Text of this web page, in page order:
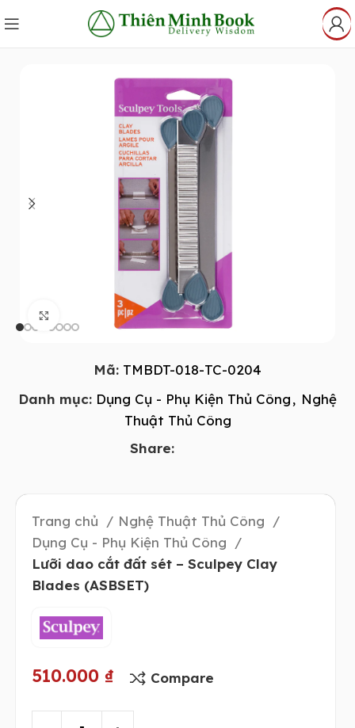
Click to enlarge
Mã: TMBDT-018-TC-0204
Danh mục: Dụng Cụ - Phụ Kiện Thủ Công, Nghệ
Thuật Thủ Công
Share:
Trang chủ
Nghệ Thuật Thủ Công
Dụng Cụ - Phụ Kiện Thủ Công
Lưỡi dao cắt đất sét – Sculpey Clay
Blades (ASBSET)
510.000 ₫ Compare